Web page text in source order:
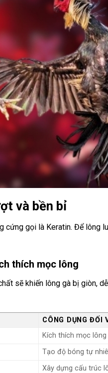
và bền bỉ
gọi là Keratin. Để lông
thích mọc lông
sẽ khiến lông gà bị giòn,
CÔNG DỤNG ĐỐI
Kích thích mọc
Tạo độ bóng tự
Xây dựng cấu trúc